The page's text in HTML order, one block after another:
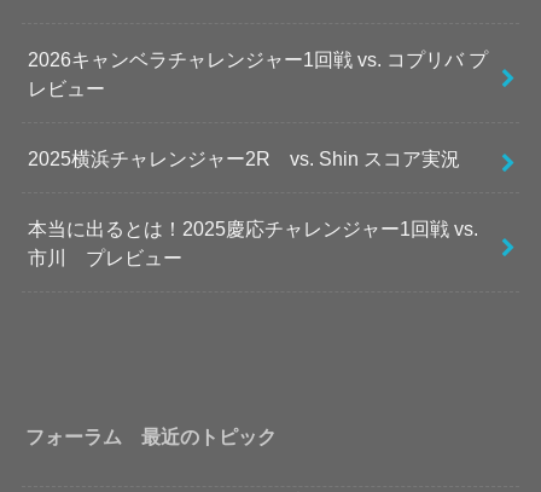
2026キャンベラチャレンジャー1回戦 vs. コプリバ プ
レビュー
2025横浜チャレンジャー2R vs. Shin スコア実況
本当に出るとは！2025慶応チャレンジャー1回戦 vs.
市川 プレビュー
フォーラム 最近のトピック